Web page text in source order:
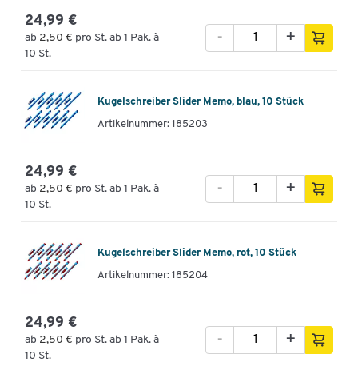
24,99 €
ab 2,50 € pro St. ab 1 Pak. à
10 St.
+
-
Kugelschreiber Slider Memo, blau, 10 Stück
Artikelnummer: 185203
24,99 €
ab 2,50 € pro St. ab 1 Pak. à
10 St.
+
-
Kugelschreiber Slider Memo, rot, 10 Stück
Artikelnummer: 185204
24,99 €
ab 2,50 € pro St. ab 1 Pak. à
10 St.
+
-